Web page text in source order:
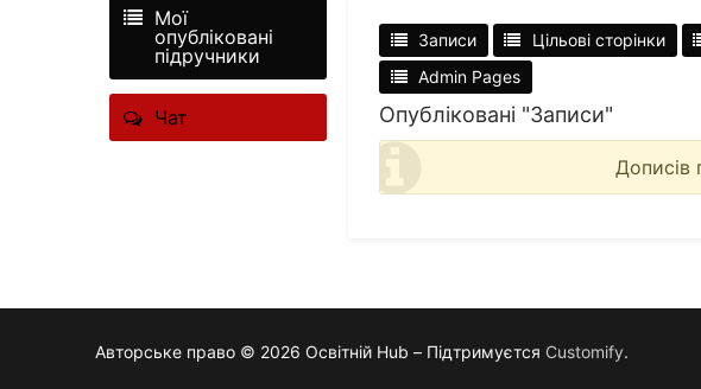
Мої
опубліковані
підручники
Чат
Записи Цільові сторінки
Admin Pages
Опубліковані "Записи"
Дописів
Авторське право © 2026 Освітній Hub – Підтримуєтся Customify.